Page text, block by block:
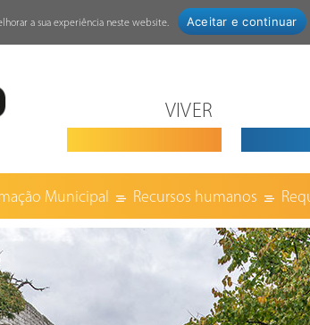
VIVER
Municipal Recursos humanos
a sua experiência neste website. Aceitar e continuar